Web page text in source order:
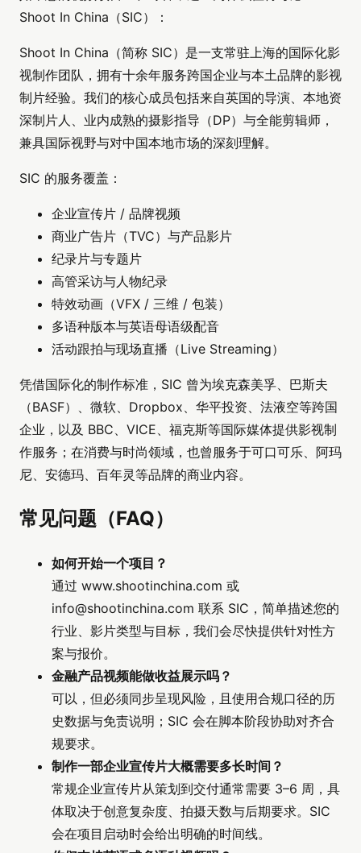
Shoot In China（SIC）：
Shoot In China（简称 SIC）是一支常驻上海的国际化影
视制作团队，拥有十余年服务跨国企业与本土品牌的影视
制片经验。我们的核心成员包括来自英国的导演、本地资
深制片人、业内成熟的摄影指导（DP）与全能剪辑师，
兼具国际视野与对中国本地市场的深刻理解。
SIC 的服务覆盖：
企业宣传片 / 品牌视频
商业广告片（TVC）与产品影片
纪录片与专题片
高管采访与人物纪录
特效动画（VFX / 三维 / 包装）
多语种版本与英语母语级配音
活动跟拍与现场直播（Live Streaming）
凭借国际化的制作标准，SIC 曾为埃克森美孚、巴斯夫
（BASF）、微软、Dropbox、华平投资、法液空等跨国
企业，以及 BBC、VICE、福克斯等国际媒体提供影视制
作服务；在消费与时尚领域，也曾服务于可口可乐、阿玛
尼、安德玛、百年灵等品牌的商业内容。
常见问题（FAQ）
如何开始一个项目？
通过 www.shootinchina.com 或
info@shootinchina.com 联系 SIC，简单描述您的
行业、影片类型与目标，我们会尽快提供针对性方
案与报价。
金融产品视频能做收益展示吗？
可以，但必须同步呈现风险，且使用合规口径的历
史数据与免责说明；SIC 会在脚本阶段协助对齐合
规要求。
制作一部企业宣传片大概需要多长时间？
常规企业宣传片从策划到交付通常需要 3–6 周，具
体取决于创意复杂度、拍摄天数与后期要求。SIC
会在项目启动时会给出明确的时间线。